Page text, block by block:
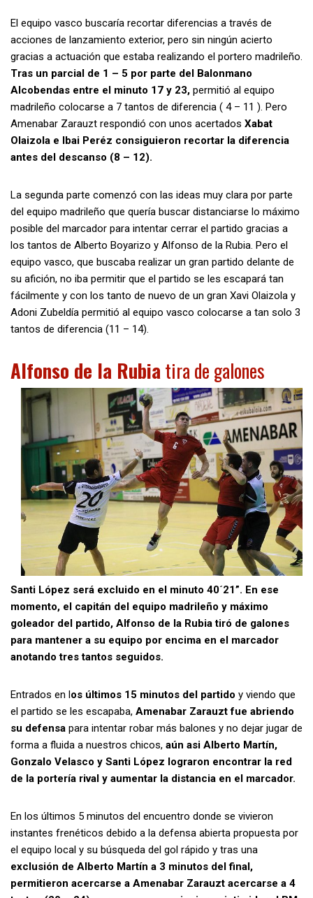
El equipo vasco buscaría recortar diferencias a través de
acciones de lanzamiento exterior, pero sin ningún acierto
gracias a actuación que estaba realizando el portero madrileño.
Tras un parcial de 1 – 5 por parte del Balonmano
Alcobendas entre el minuto 17 y 23, permitió al equipo
madrileño colocarse a 7 tantos de diferencia ( 4 – 11 ). Pero
Amenabar Zarauzt respondió con unos acertados Xabat
Olaizola e Ibai Peréz consiguieron recortar la diferencia
antes del descanso (8 – 12).
La segunda parte comenzó con las ideas muy clara por parte
del equipo madrileño que quería buscar distanciarse lo máximo
posible del marcador para intentar cerrar el partido gracias a
los tantos de Alberto Boyarizo y Alfonso de la Rubia. Pero el
equipo vasco, que buscaba realizar un gran partido delante de
su afición, no iba permitir que el partido se les escapará tan
fácilmente y con los tanto de nuevo de un gran Xavi Olaizola y
Adoni Zubeldía permitió al equipo vasco colocarse a tan solo 3
tantos de diferencia (11 – 14).
Alfonso de la Rubia tira de galones
Santi López será excluido en el minuto 40´21”. En ese
momento, el capitán del equipo madrileño y máximo
goleador del partido, Alfonso de la Rubia tiró de galones
para mantener a su equipo por encima en el marcador
anotando tres tantos seguidos.
Entrados en los últimos 15 minutos del partido y viendo que
el partido se les escapaba, Amenabar Zarauzt fue abriendo
su defensa para intentar robar más balones y no dejar jugar de
forma a fluida a nuestros chicos, aún asi Alberto Martín,
Gonzalo Velasco y Santi López lograron encontrar la red
de la portería rival y aumentar la distancia en el marcador.
En los últimos 5 minutos del encuentro donde se vivieron
instantes frenéticos debido a la defensa abierta propuesta por
el equipo local y su búsqueda del gol rápido y tras una
exclusión de Alberto Martín a 3 minutos del final,
permitieron acercarse a Amenabar Zarauzt acercarse a 4